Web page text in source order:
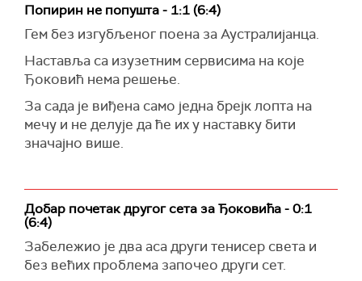
Попирин не попушта - 1:1 (6:4)
Гем без изгубљеног поена за Аустралијанца.
Наставља са изузетним сервисима на које
Ђоковић нема решење.
За сада је виђена само једна брејк лопта на
мечу и не делује да ће их у наставку бити
значајно више.
Добар почетак другог сета за Ђоковића - 0:1
(6:4)
Забележио је два аса други тенисер света и
без већих проблема започео други сет.